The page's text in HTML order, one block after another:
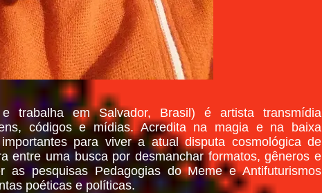
trabalha em Salvador, Brasil) é artista transmídia
códigos e mídias. Acredita na magia e na baixa
para viver a atual disputa cosmológica de
entre uma busca por desmanchar formatos, gêneros e
as pesquisas Pedagogias do Meme e Antifuturismos
poéticas e políticas.